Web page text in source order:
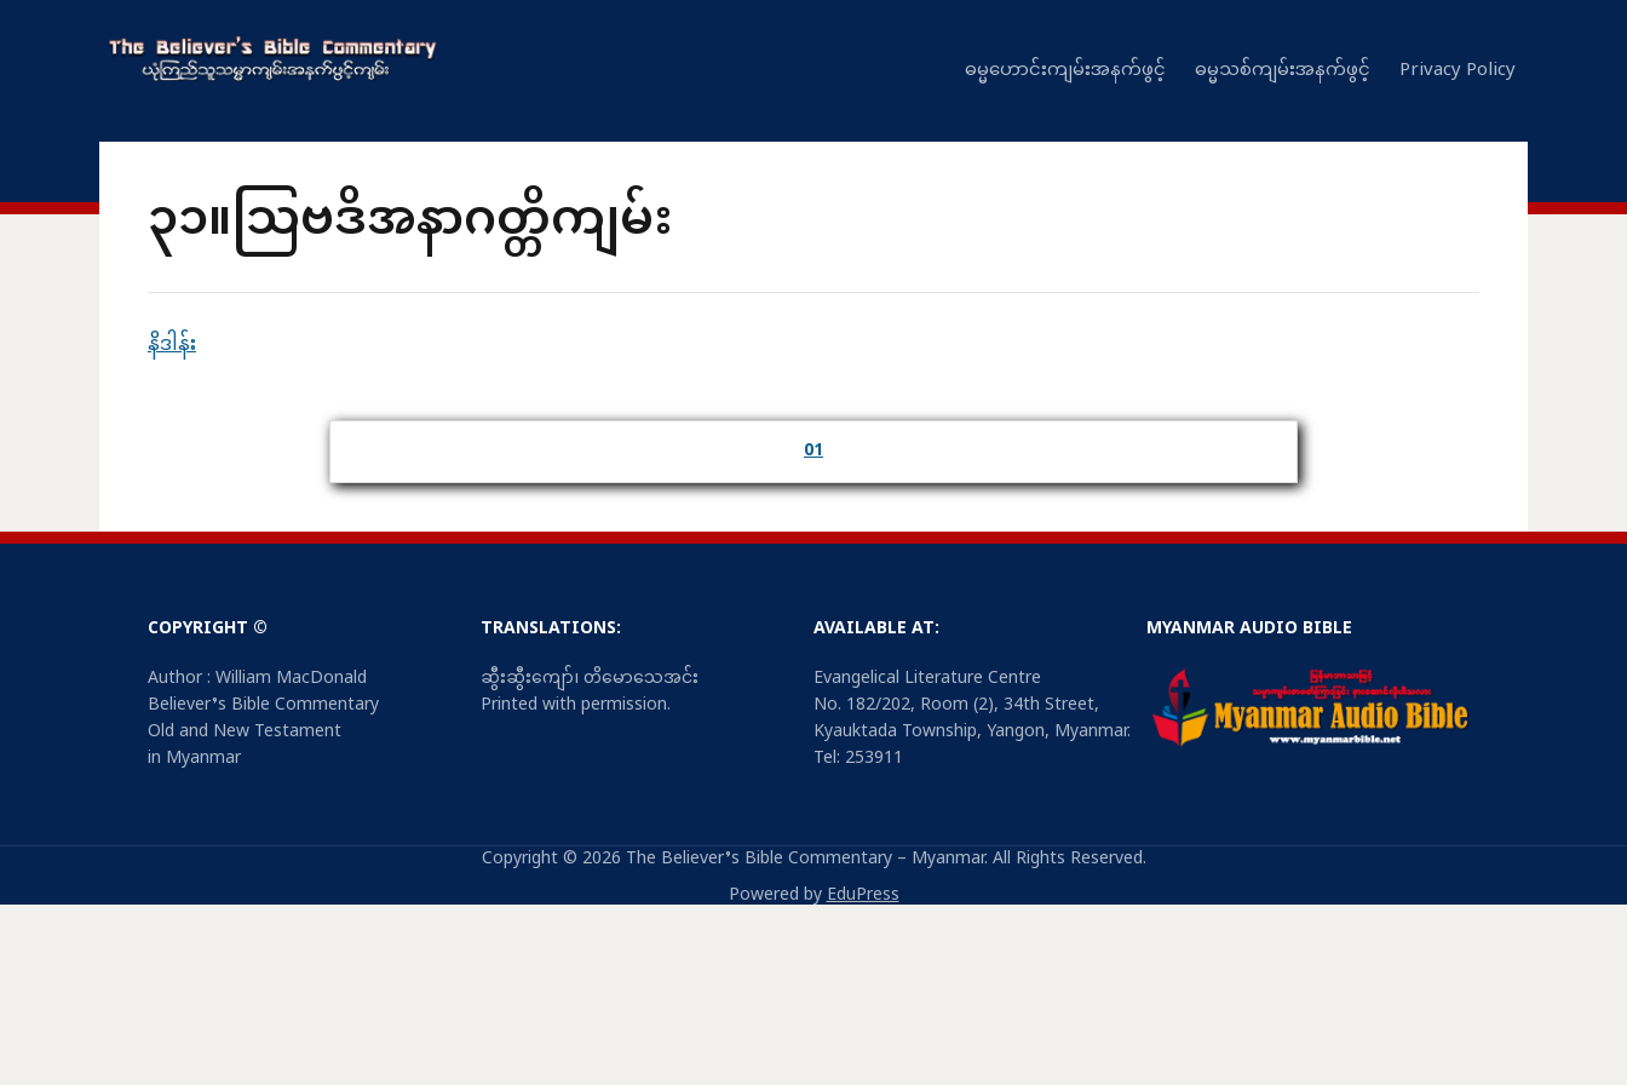
ဓမ္မဟောင်းကျမ်းအနက်ဖွင့် ဓမ္မသစ်ကျမ်းအနက်ဖွင့် Privacy Policy
၃၁။သြဗဒိအနာဂတ္တိကျမ်း
နိဒါန်း
01
COPYRIGHT ©
Author : William MacDonald
Believer’s Bible Commentary
Old and New Testament
in Myanmar
TRANSLATIONS:
ဆွီးဆွီးကျော်၊ တိမောသေအင်း
Printed with permission.
AVAILABLE AT:
Evangelical Literature Centre
No. 182/202, Room (2), 34th Street,
Kyauktada Township, Yangon, Myanmar.
Tel: 253911
MYANMAR AUDIO BIBLE
Copyright © 2026 The Believer’s Bible Commentary – Myanmar. All Rights Reserved.
Powered byEduPress